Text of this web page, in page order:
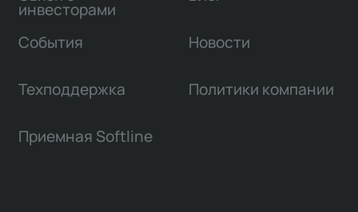
инвесторами
События Новости
Техподдержка Политики компании
Приемная Softline